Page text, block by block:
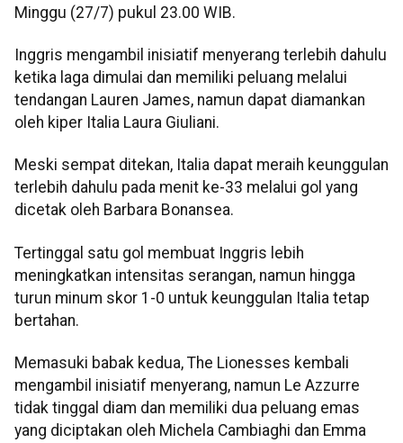
Minggu (27/7) pukul 23.00 WIB.
Inggris mengambil inisiatif menyerang terlebih dahulu
ketika laga dimulai dan memiliki peluang melalui
tendangan Lauren James, namun dapat diamankan
oleh kiper Italia Laura Giuliani.
Meski sempat ditekan, Italia dapat meraih keunggulan
terlebih dahulu pada menit ke-33 melalui gol yang
dicetak oleh Barbara Bonansea.
Tertinggal satu gol membuat Inggris lebih
meningkatkan intensitas serangan, namun hingga
turun minum skor 1-0 untuk keunggulan Italia tetap
bertahan.
Memasuki babak kedua, The Lionesses kembali
mengambil inisiatif menyerang, namun Le Azzurre
tidak tinggal diam dan memiliki dua peluang emas
yang diciptakan oleh Michela Cambiaghi dan Emma